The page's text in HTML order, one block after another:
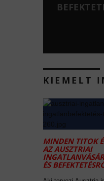
KIEMELT
MINDEN TITOK
AZ AUSZTRIAI
ÉS